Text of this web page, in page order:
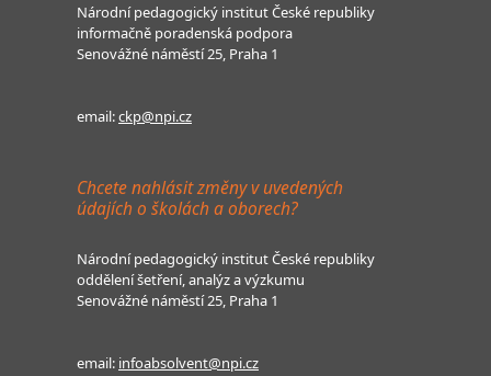
Národní pedagogický institut České republiky
informačně poradenská podpora
Senovážné náměstí 25, Praha 1
email:ckp@npi.cz
Chcete nahlásit změny v uvedených
údajích o školách a oborech?
Národní pedagogický institut České republiky
oddělení šetření, analýz a výzkumu
Senovážné náměstí 25, Praha 1
email: infoabsolvent@npi.cz